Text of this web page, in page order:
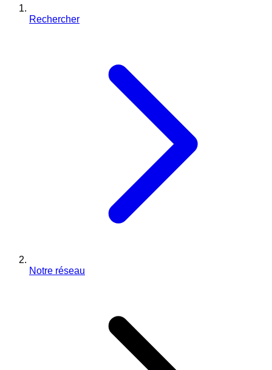
Rechercher
Notre réseau